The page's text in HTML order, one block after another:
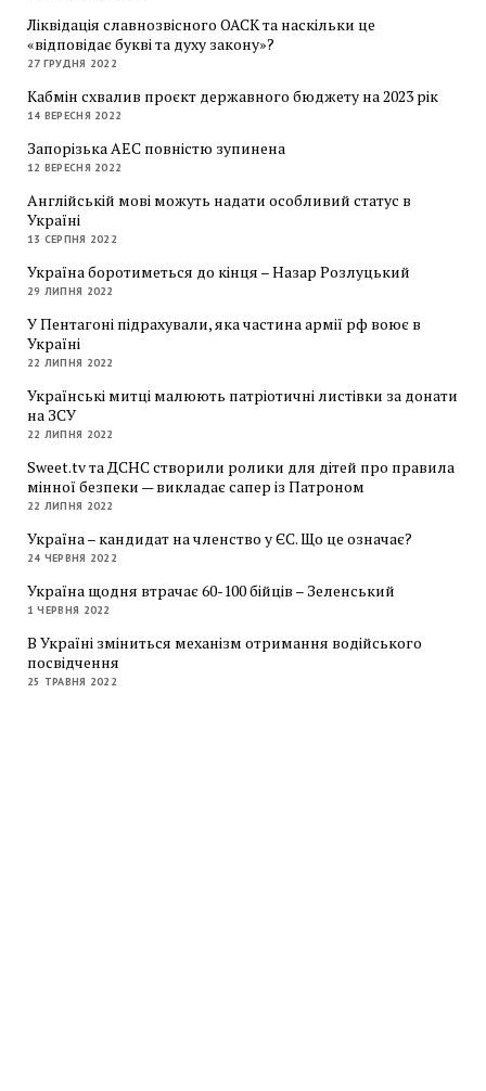
Ліквідація славнозвісного ОАСК та наскільки це
«відповідає букві та духу закону»?
27 ГРУДНЯ 2022
Кабмін схвалив проєкт державного бюджету на 2023 рік
14 ВЕРЕСНЯ 2022
Запорізька АЕС повністю зупинена
12 ВЕРЕСНЯ 2022
Англійській мові можуть надати особливий статус в
Україні
13 СЕРПНЯ 2022
Україна боротиметься до кінця – Назар Розлуцький
29 ЛИПНЯ 2022
У Пентагоні підрахували, яка частина армії рф воює в
Україні
22 ЛИПНЯ 2022
Українські митці малюють патріотичні листівки за донати
на ЗСУ
22 ЛИПНЯ 2022
Sweet.tv та ДСНС створили ролики для дітей про правила
мінної безпеки — викладає сапер із Патроном
22 ЛИПНЯ 2022
Україна – кандидат на членство у ЄС. Що це означає?
24 ЧЕРВНЯ 2022
Україна щодня втрачає 60-100 бійців – Зеленський
1 ЧЕРВНЯ 2022
В Україні зміниться механізм отримання водійського
посвідчення
25 ТРАВНЯ 2022